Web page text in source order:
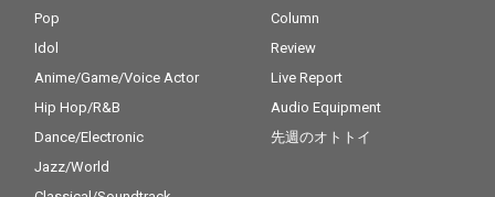
Pop
Idol
Anime/Game/Voice Actor
Hip Hop/R&B
Dance/Electronic
Jazz/World
Column
Review
Live Report
Audio Equipment
先週のオトトイ